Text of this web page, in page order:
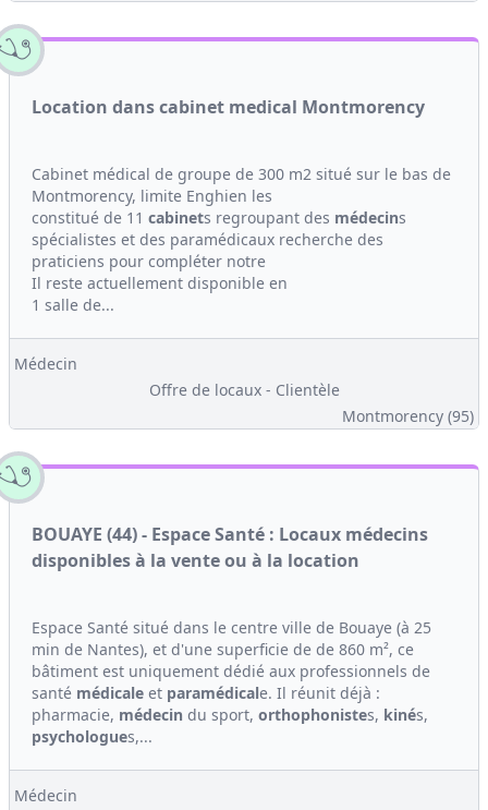
Location dans cabinet medical Montmorency
Cabinet médical de groupe de 300 m2 situé sur le bas de
Montmorency, limite Enghien les
constitué de 11 cabinets regroupant des médecins
spécialistes et des paramédicaux recherche des
praticiens pour compléter notre
Il reste actuellement disponible en
1 salle de...
Médecin
Offre de locaux - Clientèle
Montmorency (95)
BOUAYE (44) - Espace Santé : Locaux médecins
disponibles à la vente ou à la location
Espace Santé situé dans le centre ville de Bouaye (à 25
min de Nantes), et d'une superficie de de 860 m², ce
bâtiment est uniquement dédié aux professionnels de
santé médicale et paramédicale. Il réunit déjà :
pharmacie, médecin du sport, orthophonistes, kinés,
psychologues,...
Médecin